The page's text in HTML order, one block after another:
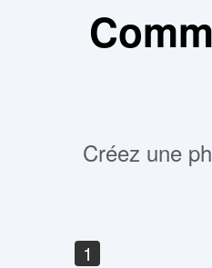
Créez une
1